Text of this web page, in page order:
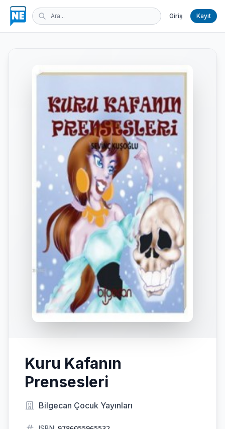
Giriş Kayıt
Kuru Kafanın
Prensesleri
Bilgecan Çocuk Yayınları